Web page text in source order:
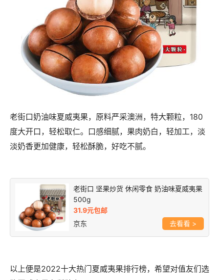
老街口奶油味夏威夷果，原料严采澳洲，特大颗粒，180
度大开口，轻松取仁。口感细腻，果肉奶白，轻加工，淡
淡奶香更加健康，轻松酥脆，好吃不腻。
老街口 坚果炒货 休闲零食 奶油味夏威夷果
500g
31.9元包邮
京东
>
以上便是2022十大热门夏威夷果排行榜，希望对值友们选